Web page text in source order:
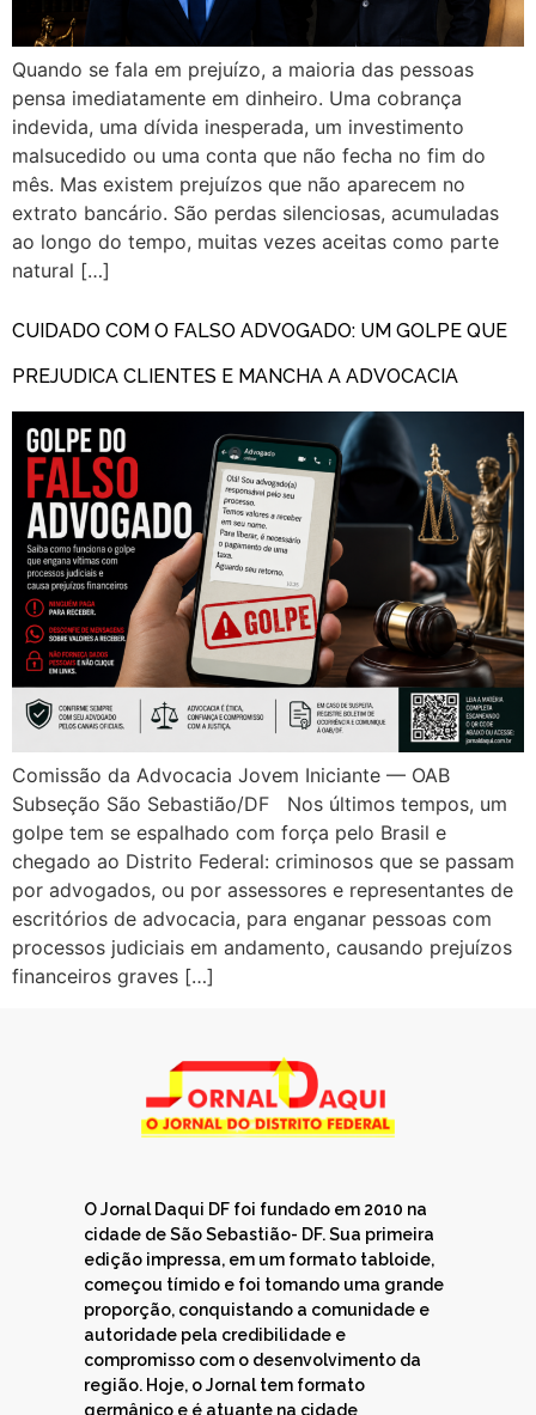
Quando se fala em prejuízo, a maioria das pessoas
pensa imediatamente em dinheiro. Uma cobrança
indevida, uma dívida inesperada, um investimento
malsucedido ou uma conta que não fecha no fim do
mês. Mas existem prejuízos que não aparecem no
extrato bancário. São perdas silenciosas, acumuladas
ao longo do tempo, muitas vezes aceitas como parte
natural […]
CUIDADO COM O FALSO ADVOGADO: UM GOLPE QUE
PREJUDICA CLIENTES E MANCHA A ADVOCACIA
Comissão da Advocacia Jovem Iniciante — OAB
Subseção São Sebastião/DF Nos últimos tempos, um
golpe tem se espalhado com força pelo Brasil e
chegado ao Distrito Federal: criminosos que se passam
por advogados, ou por assessores e representantes de
escritórios de advocacia, para enganar pessoas com
processos judiciais em andamento, causando prejuízos
financeiros graves […]
O Jornal Daqui DF foi fundado em 2010 na
cidade de São Sebastião- DF. Sua primeira
edição impressa, em um formato tabloide,
começou tímido e foi tomando uma grande
proporção, conquistando a comunidade e
autoridade pela credibilidade e
compromisso com o desenvolvimento da
região. Hoje, o Jornal tem formato
germânico e é atuante na cidade